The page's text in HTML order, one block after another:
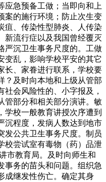
应急预备工做；当即向和上
案的施行环境；防止次生变
疽、传染性型肺炎、人传染
新流行症以及我国曾经覆灭
严沉卫生事务尺度的。工做
变乱，影响学校平安的其它
长、家眷进行联系，学校要
？及时向本地和上级从管部
会风险性的、小字报及，
管部分和相关部分演讲。敏
学校一般教育讲授次序遭到
沉程度，发病人数达到地市
发公共卫生事务尺度。制员
校尝试室有毒物（药）品泄
市教育局。及时向师生和
事务的苗头和问题。组织急
成继发性伤亡。确定其身